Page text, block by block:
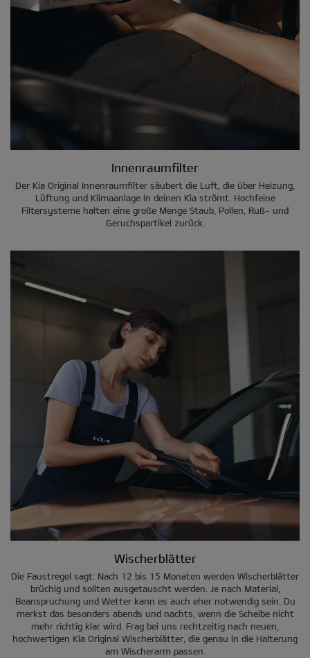
Innenraumfilter
Der Kia Original Innenraumfilter säubert die Luft, die über Heizung,
Lüftung und Klimaanlage in deinen Kia strömt. Hochfeine
Filtersysteme halten eine große Menge Staub, Pollen, Ruß- und
Geruchspartikel zurück.
Wischerblätter
Die Faustregel sagt: Nach 12 bis 15 Monaten werden Wischerblätter
brüchig und sollten ausgetauscht werden. Je nach Material,
Beanspruchung und Wetter kann es auch eher notwendig sein. Du
merkst das besonders abends und nachts, wenn die Scheibe nicht
mehr richtig klar wird. Frag bei uns rechtzeitig nach neuen,
hochwertigen Kia Original Wischerblätter, die genau in die Halterung
am Wischerarm passen.